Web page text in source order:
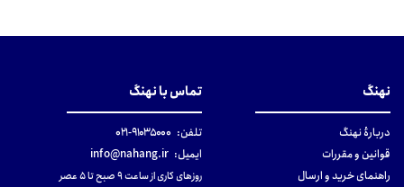
نهنگ
دربارهٔ نهنگ
قوانین و مقررات
راهنمای خرید و ارسال
تماس با نهنگ
تلفن: ۹۱۰۳۵۰۰۰-۰۲۱
ایمیل: info@nahang.ir
روزهای کاری از ساعت ۹ صبح تا ۵ عصر